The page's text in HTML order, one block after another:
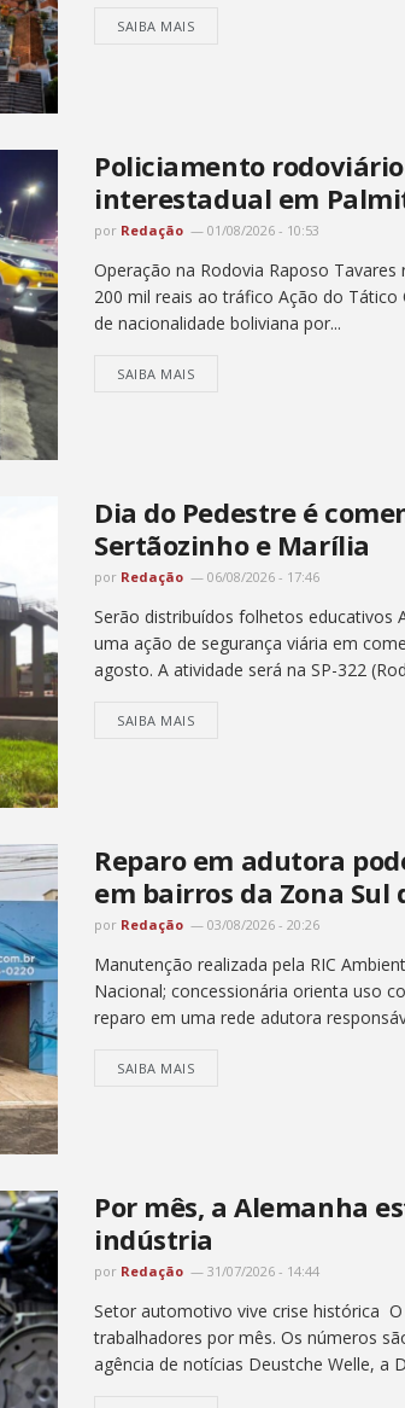
SAIBA MAIS
Policiamento
interestadual em
por Redação 01/08/2026 - 10:53
Operação na Rodovia Raposo
200 mil reais ao tráfico Ação do
de nacionalidade boliviana por...
SAIBA MAIS
Dia do Pedestre é
Sertãozinho e Marília
por Redação 06/08/2026 - 17:46
Serão distribuídos folhetos educativos
uma ação de segurança viária em
agosto. A atividade será na SP-322
SAIBA MAIS
Reparo em adutora
em bairros da Zona Sul
por Redação 03/08/2026 - 20:26
Manutenção realizada pela RIC
Nacional; concessionária orienta uso
reparo em uma rede adutora
SAIBA MAIS
Por mês, a Alemanha
indústria
por Redação 31/07/2026 - 14:44
Setor automotivo vive crise histórica
trabalhadores por mês. Os números
agência de notícias Deustche Welle, a